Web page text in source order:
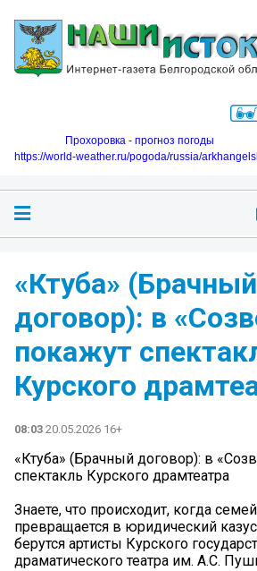
Прохоровка - прогноз погоды
https://world-weather.ru/pogoda/russia/
«Ктуба» (Брачный
договор): в
покажут
Курского
08:03 20.05.2026 16+
«Ктуба» (Брачный договор): в
спектакль Курского драмтеатра
Знаете, что происходит, когда
превращается в юридический
берутся артисты Курского
драматического театра им. А.С.